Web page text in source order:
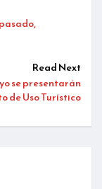
Read Next
se presentarán
de Uso Turístico